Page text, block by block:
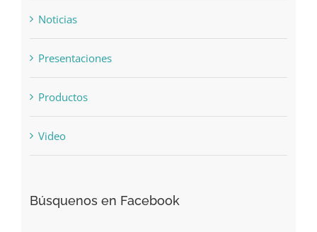
Noticias
Presentaciones
Productos
Video
Búsquenos en Facebook